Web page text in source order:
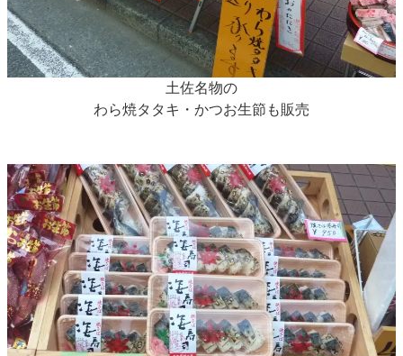
土佐名物の
わら焼タタキ・かつお生節も販売